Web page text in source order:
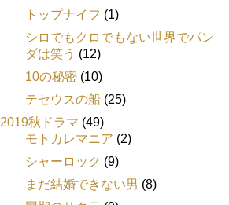
トップナイフ (1)
シロでもクロでもない世界でパン
ダは笑う (12)
10の秘密 (10)
テセウスの船 (25)
2019秋ドラマ (49)
モトカレマニア (2)
シャーロック (9)
まだ結婚できない男 (8)